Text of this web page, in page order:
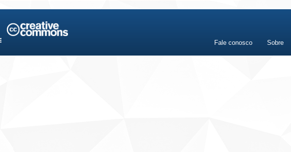
Fale conosco Sobre